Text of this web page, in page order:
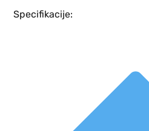
Specifikacije: